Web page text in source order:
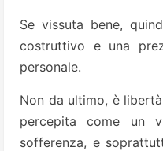
Se vissuta bene,
costruttivo e una
personale.
Non da ultimo, è
percepita come un
sofferenza, e